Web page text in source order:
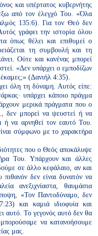
και υπέρτατος κυβερνήτης
από τον έλεγχό Του. «Όλα
135:6). Για τον Θεό δεν
γράφει την ιστορία όλου
όπως θέλει και επιθυμεί ο
τη συμβουλήκαι τη
Ούτε και κανένας μπορεί
«Δεν υπάρχει ο εμποδίζων
(Δανιήλ 4:35).
όλη τη δύναμη. Αυτός είπε:
υπάρχει κάποιο πράγμα
μερικά πράγματα που ο
δεν μπορεί να ψευστεί ή να
ή να αρνηθεί τον εαυτό Του.
σύμφωνο με το χαρακτήρα
που ο Θεός αποκάλυψε
Του. Υπάρχουν και άλλες
σε άλλο κεφάλαιο, αν και
δεν είναι δυνατόν να
ανεξιχνίαστα, θαυμάσια
«Τον Παντοδύναμο, δεν
και καμιά ιδιοφυία και
αυτό. Το γεγονός αυτό δεν θα
μπορούσαμε να κατανοήσουμε
μας.